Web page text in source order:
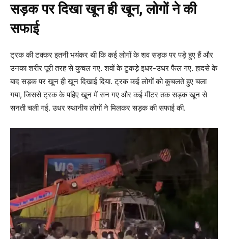
सड़क पर दिखा खून ही खून, लोगों ने की
सफाई
ट्रक की टक्कर इतनी भयंकर थी कि कई लोगों के शव सड़क पर पड़े हुए हैं और
उनका शरीर पूरी तरह से कुचल गए. शवों के टुकड़े इधर-उधर फैल गए. हादसे के
बाद सड़क पर खून ही खून दिखाई दिया. ट्रक कई लोगों को कुचलते हुए चला
गया, जिससे ट्रक के पहिए खून में सन गए और कई मीटर तक सड़क खून से
सनती चली गई. उधर स्थानीय लोगों ने मिलकर सड़क की सफाई की.